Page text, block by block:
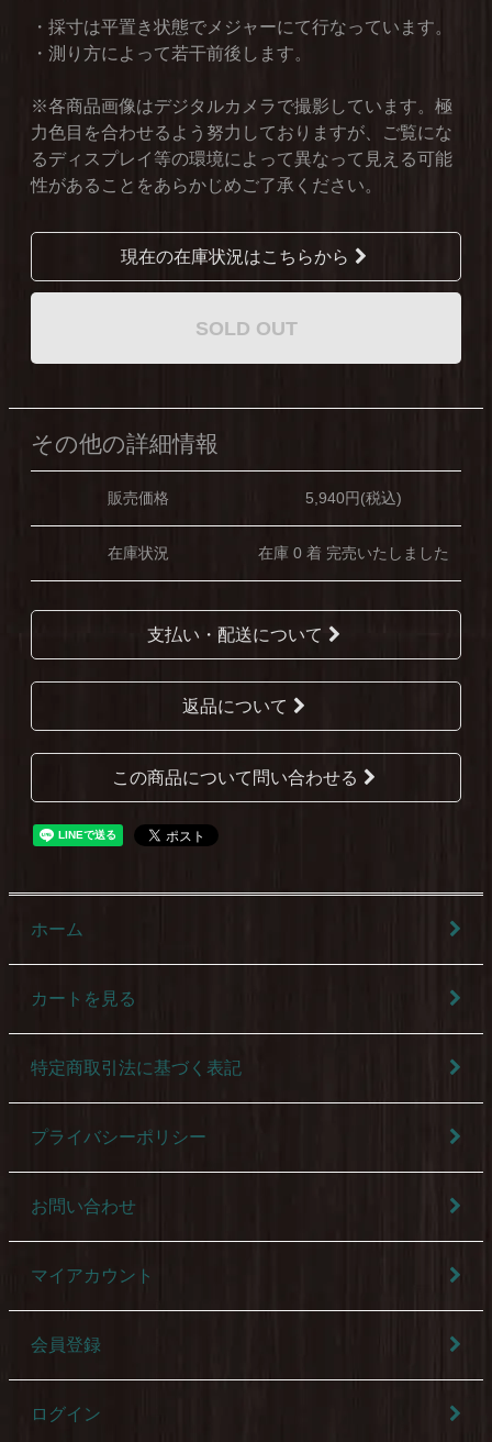
・採寸は平置き状態でメジャーにて行なっています。
・測り方によって若干前後します。
※各商品画像はデジタルカメラで撮影しています。極
力色目を合わせるよう努力しておりますが、ご覧にな
るディスプレイ等の環境によって異なって見える可能
性があることをあらかじめご了承ください。
現在の在庫状況はこちらから
SOLD OUT
その他の詳細情報
販売価格 5,940円(税込)
在庫状況 在庫 0 着 完売いたしました
支払い・配送について
返品について
この商品について問い合わせる
ホーム
カートを見る
特定商取引法に基づく表記
プライバシーポリシー
お問い合わせ
マイアカウント
会員登録
ログイン